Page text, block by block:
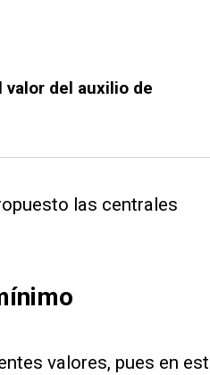
valor del auxilio de
las centrales
valores, pues en